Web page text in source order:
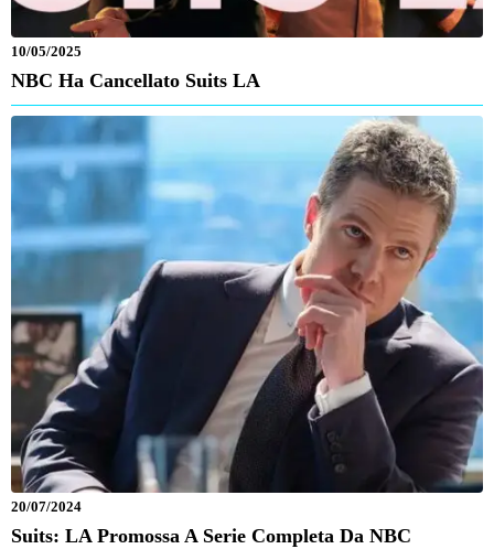
10/05/2025
NBC Ha Cancellato Suits LA
20/07/2024
Suits: LA Promossa A Serie Completa Da NBC